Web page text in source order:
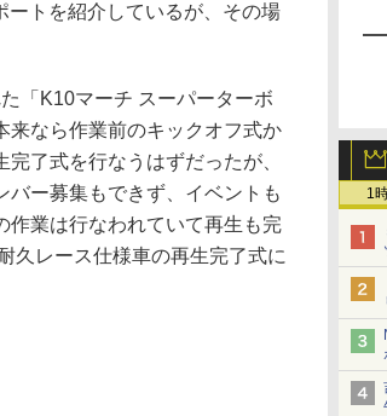
1
ートを紹介しているが、その場
「K10マーチ スーパーターボ
来なら作業前のキックオフ式か
了式を行なうはずだったが、
バー募集もできず、イベントも
作業は行なわれていて再生も完
久レース仕様車の再生完了式に